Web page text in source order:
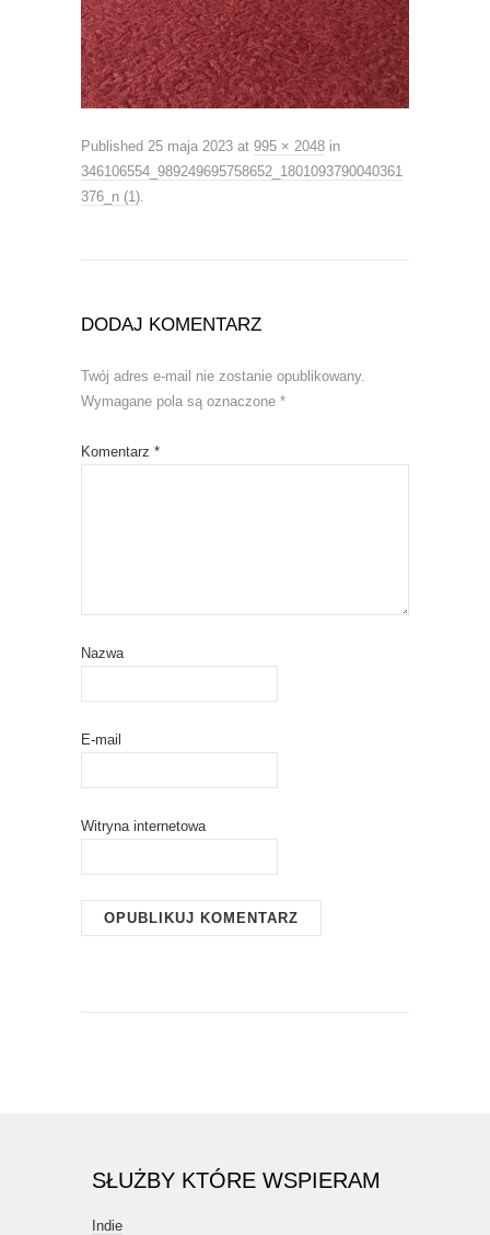
Published 25 maja 2023 at 995 × 2048 in
346106554_989249695758652_1801093790040361
376_n (1)
DODAJ KOMENTARZ
Twój adres e-mail nie zostanie opublikowany.
Wymagane pola są oznaczone *
Komentarz *
Nazwa
E-mail
Witryna internetowa
SŁUŻBY KTÓRE WSPIERAM
Indie